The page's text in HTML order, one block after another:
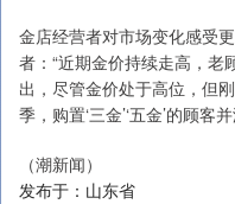
金店经营者对市场变化感受
者：“近期金价持续走高，老
出，尽管金价处于高位，但
季，购置‘三金’‘五金’的顾客
（潮新闻）
发布于：山东省